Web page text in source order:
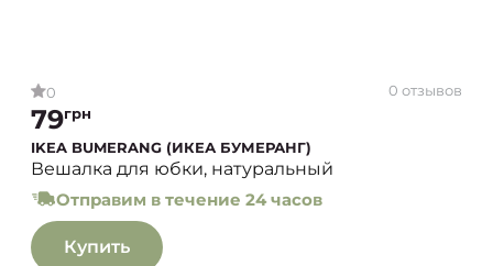
0 0 отзывов
79грн
IKEA BUMERANG (ИКЕА БУМЕРАНГ)
Вешалка для юбки, натуральный
Отправим в течение 24 часов
Купить